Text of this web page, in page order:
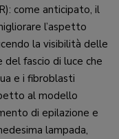
come anticipato, il
l’aspetto
la visibilità delle
fascio di luce che
e i fibroblasti
al modello
di epilazione e
lampada,